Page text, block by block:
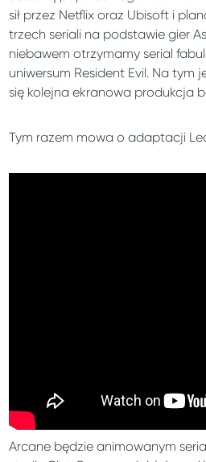
sił przez Netflix oraz Ubisoft i
trzech seriali na podstawie gier
niebawem otrzymamy serial
uniwersum Resident Evil. Na tym
się kolejna ekranowa produkcja
Tym razem mowa o adaptacji
Arcane będzie animowanym